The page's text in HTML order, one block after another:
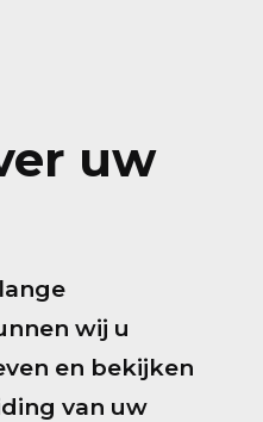
uw
wij u
en bekijken
van uw